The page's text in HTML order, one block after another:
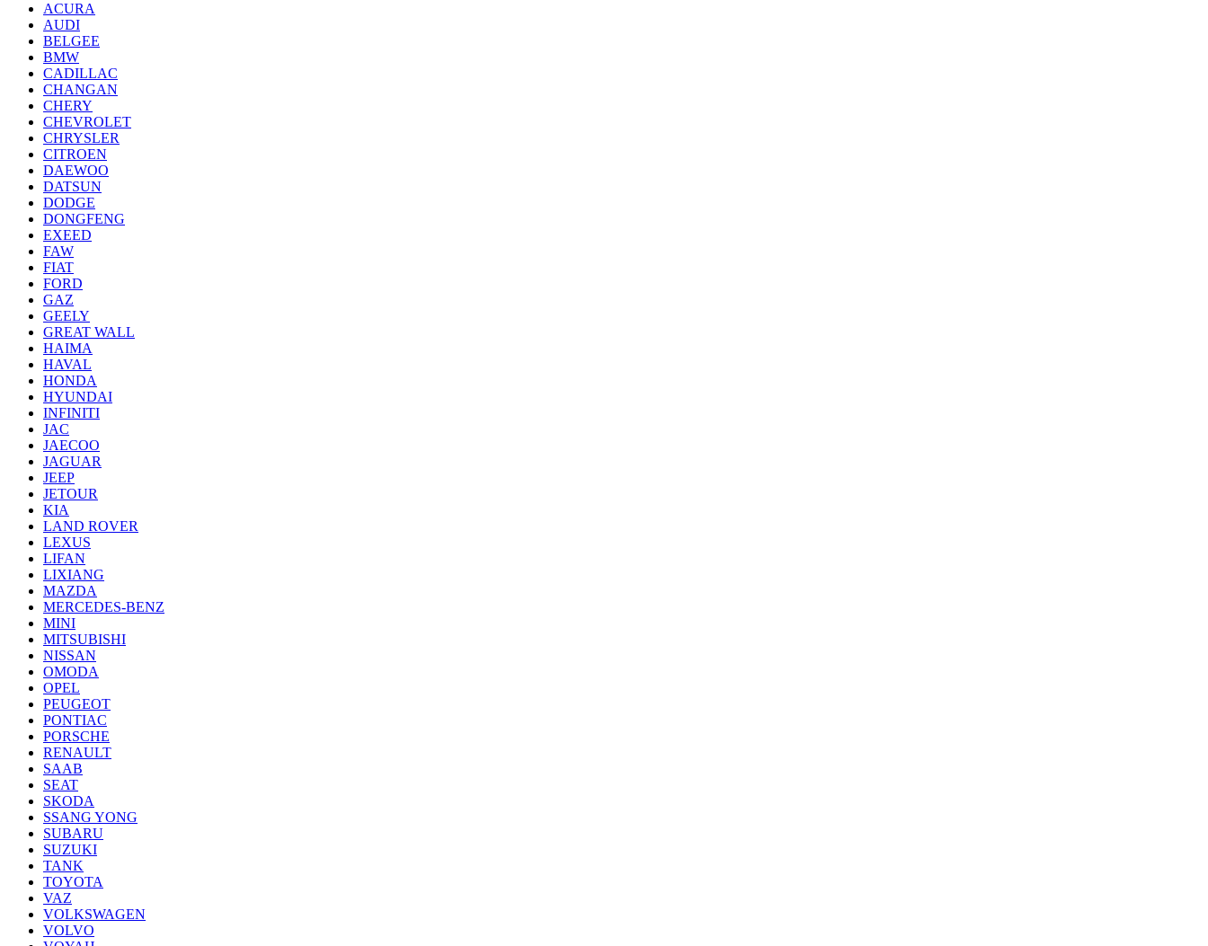
ACURA
AUDI
BELGEE
BMW
CADILLAC
CHANGAN
CHERY
CHEVROLET
CHRYSLER
CITROEN
DAEWOO
DATSUN
DODGE
DONGFENG
EXEED
FAW
FIAT
FORD
GAZ
GEELY
GREAT WALL
HAIMA
HAVAL
HONDA
HYUNDAI
INFINITI
JAC
JAECOO
JAGUAR
JEEP
JETOUR
KIA
LAND ROVER
LEXUS
LIFAN
LIXIANG
MAZDA
MERCEDES-BENZ
MINI
MITSUBISHI
NISSAN
OMODA
OPEL
PEUGEOT
PONTIAC
PORSCHE
RENAULT
SAAB
SEAT
SKODA
SSANG YONG
SUBARU
SUZUKI
TANK
TOYOTA
VAZ
VOLKSWAGEN
VOLVO